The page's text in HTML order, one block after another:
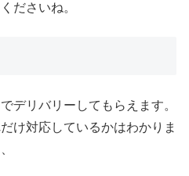
ださいね。
デリバリーしてもらえます。
け対応しているかはわかりま